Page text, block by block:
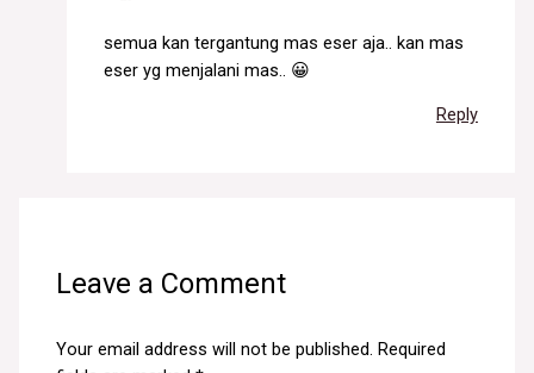
semua kan tergantung mas eser aja.. kan mas
eser yg menjalani mas.. 😀
Reply
Leave a Comment
Your email address will not be published. Required